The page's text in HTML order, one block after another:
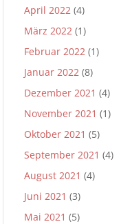
April 2022 (4)
März 2022 (1)
Februar 2022 (1)
Januar 2022 (8)
Dezember 2021 (4)
November 2021 (1)
Oktober 2021 (5)
September 2021 (4)
August 2021 (4)
Juni 2021 (3)
Mai 2021 (5)